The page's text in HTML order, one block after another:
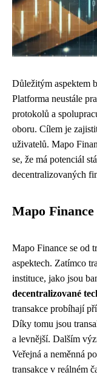
Důležitým aspektem
Platforma neustále
protokolů a
oboru. Cílem je
uživatelů. Mapo
se, že má potenciál
decentralizovaných
Mapo
Mapo Finance se od
aspektech. Zatímco
instituce, jako jsou
decentralizované
transakce probíhají
Díky tomu jsou
a levnější. Dalším
Veřejná a neměnná
transakce v reálném